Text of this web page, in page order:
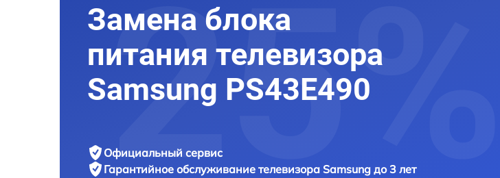
Замена блока
питания телевизора
Samsung PS43E490
Официальный сервис
Гарантийное обслуживание телевизора Samsung до 3 лет